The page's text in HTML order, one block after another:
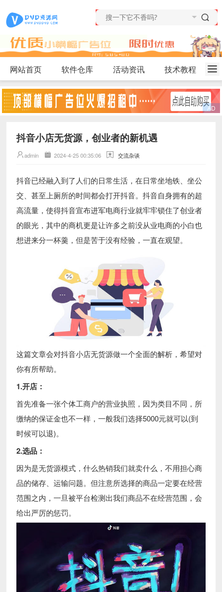
网站首页 软件仓库 活动资讯 技术教程
抖音小店无货源，创业者的新机遇
admin 2024-4-25 00:35:06 交流杂谈
抖音已经融入到了人们的日常生活，在日常坐地铁、坐公
交、甚至上厕所的时间都会打开抖音。抖音自身拥有的超
高流量，使得抖音宣布进军电商行业就牢牢锁住了创业者
的眼光，其中的商机更是让许多之前没从业电商的小白也
想进来分一杯羹，但是苦于没有经验，一直在观望。
这篇文章会对抖音小店无货源做一个全面的解析，希望对
你有所帮助。
1.开店：
首先准备一张个体工商户的营业执照，因为类目不同，所
缴纳的保证金也不一样，一般我们选择5000元就可以(到
时候可以退)。
2.选品：
因为是无货源模式，什么热销我们就卖什么，不用担心商
品的储存、运输问题。但注意所选择的商品一定要在经营
范围之内，一旦被平台检测出我们商品不在经营范围，会
给出严厉的惩罚。